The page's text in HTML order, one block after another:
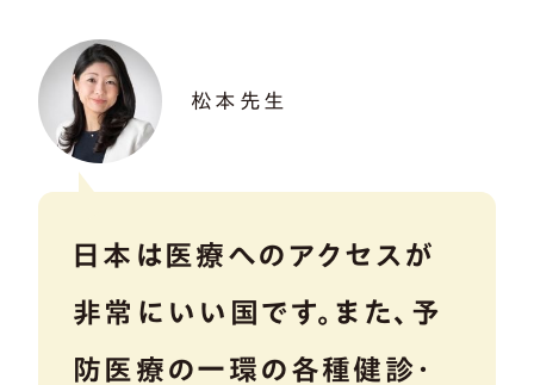
松本先生
日本は医療へのアクセスが
非常にいい国です。また、予
防医療の一環の各種健診・